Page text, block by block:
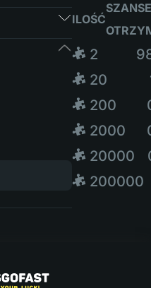
ILOŚĆ
🧩 2
🧩 20
🧩 200
🧩 2000
🧩 20000
🧩 200000